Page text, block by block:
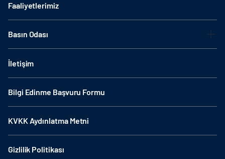
Faaliyetlerimiz
Basın Odası
İletişim
Bilgi Edinme Başvuru Formu
KVKK Aydınlatma Metni
Gizlilik Politikası